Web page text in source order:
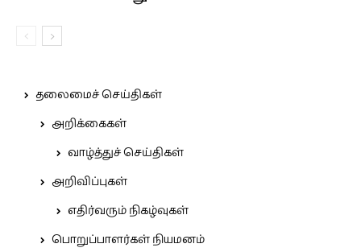
தலைமைச் செய்திகள்
அறிக்கைகள்
வாழ்த்துச் செய்திகள்
அறிவிப்புகள்
எதிர்வரும் நிகழ்வுகள்
பொறுப்பாளர்கள் நியமனம்